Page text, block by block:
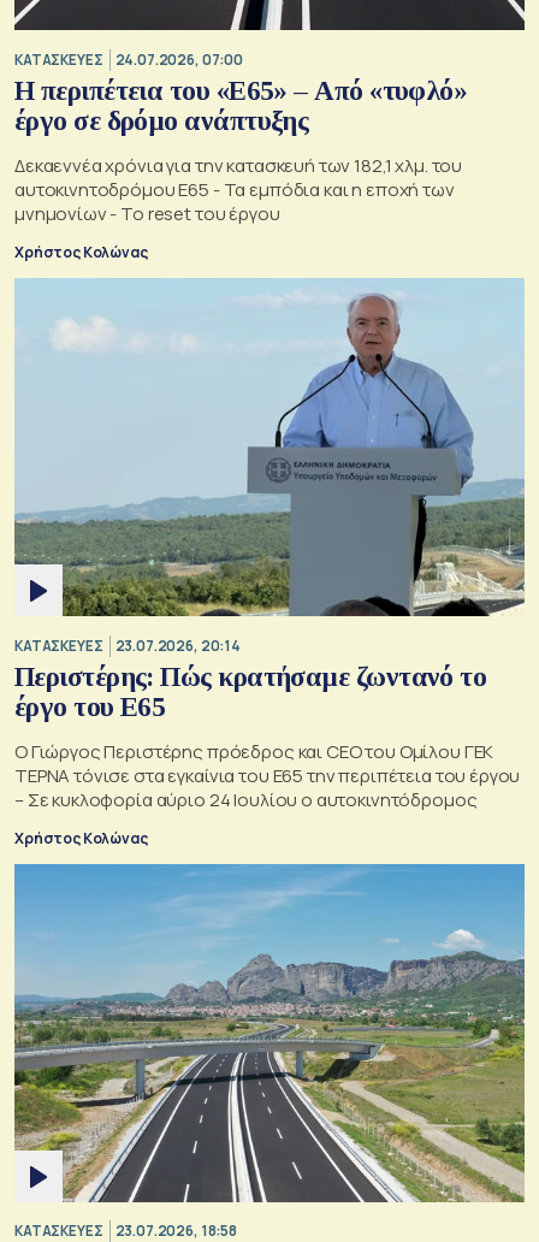
ΚΑΤΑΣΚΕΥΕΣ 24.07.2026, 07:00
Η περιπέτεια του «Ε65» – Από «τυφλό»
έργο σε δρόμο ανάπτυξης
Δεκαεννέα χρόνια για την κατασκευή των 182,1 χλμ. του
αυτοκινητοδρόμου Ε65 - Τα εμπόδια και η εποχή των
μνημονίων - Το reset του έργου
Χρήστος Κολώνας
ΚΑΤΑΣΚΕΥΕΣ 23.07.2026, 20:14
Περιστέρης: Πώς κρατήσαμε ζωντανό το
έργο του Ε65
Ο Γιώργος Περιστέρης πρόεδρος και CEO του Ομίλου ΓΕΚ
ΤΕΡΝΑ τόνισε στα εγκαίνια του Ε65 την περιπέτεια του έργου
– Σε κυκλοφορία αύριο 24 Ιουλίου ο αυτοκινητόδρομος
Χρήστος Κολώνας
ΚΑΤΑΣΚΕΥΕΣ 23.07.2026, 18:58